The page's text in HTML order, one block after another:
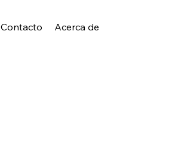
Contacto Acerca de